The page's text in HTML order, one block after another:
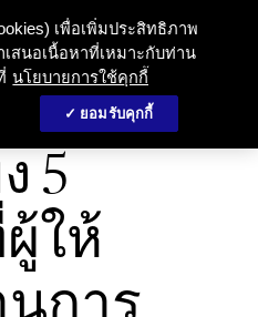
อบวิชาชีพทางการ
5
ให้
การ
เพื่อเพิ่มประสิทธิภาพ
เสนอเนื้อหาที่เหมาะกับท่าน
นโยบายการใช้คุกกี้
ยอมรับคุกกี้